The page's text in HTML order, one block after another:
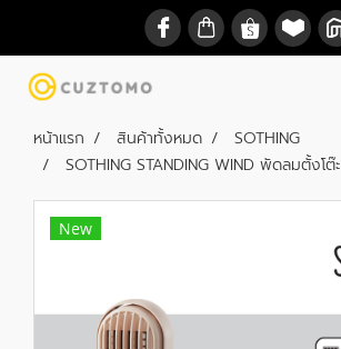
หน้าแรก สินค้าทั้งหมด
SOTHING
SOTHING STANDING WIND พัดลมตั้งโต๊ะ
New